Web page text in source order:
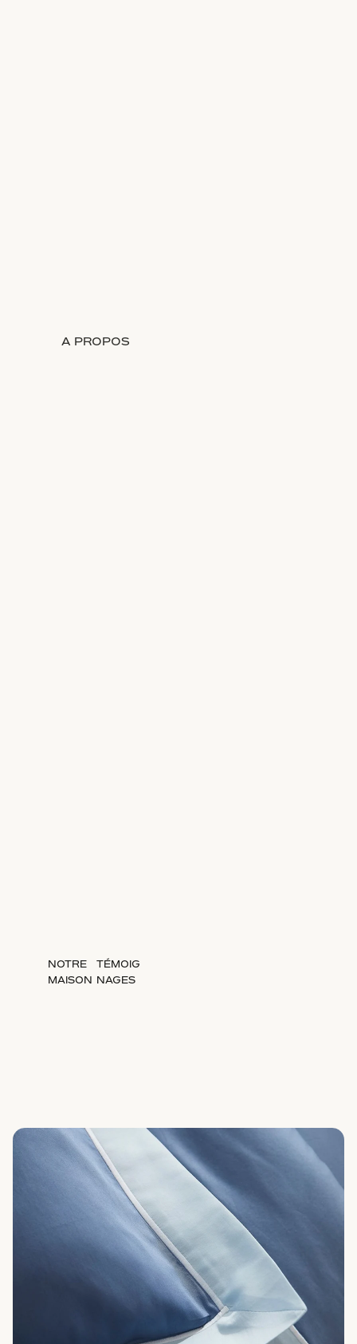
A PROPOS
NOTRE
MAISON
TÉMOIG
NAGES